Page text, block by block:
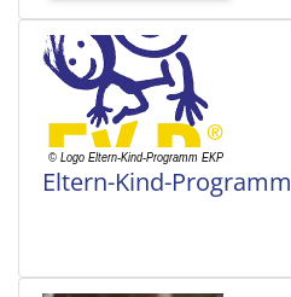
Eltern-Kind-Programm